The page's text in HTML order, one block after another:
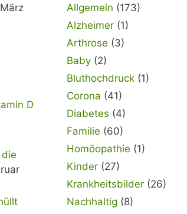
D
Allgemein (173)
Alzheimer (1)
Arthrose (3)
Baby (2)
Bluthochdruck (1)
Corona (41)
Diabetes (4)
Familie (60)
Homöopathie (1)
Kinder (27)
Krankheitsbilder (26)
Nachhaltig (8)